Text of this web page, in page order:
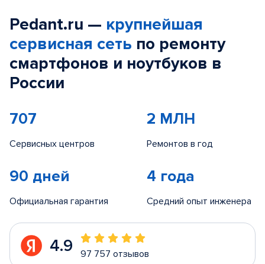
Pedant.ru — крупнейшая
сервисная сеть по ремонту
смартфонов и ноутбуков в
России
707
Сервисных центров
2 МЛН
Ремонтов в год
90 дней
Официальная гарантия
4 года
Средний опыт инженера
4.9 97 757 отзывов